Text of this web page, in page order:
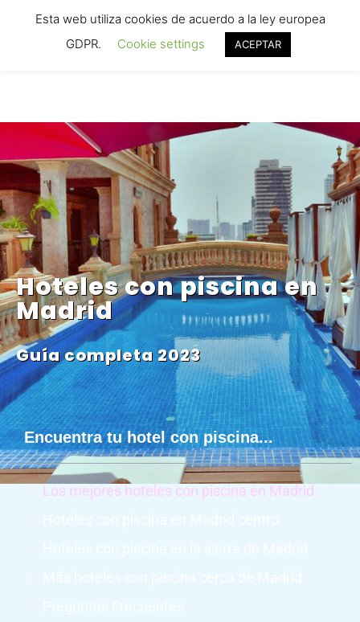
Hoteles con Toboganes .ORG
Hoteles con piscina en
Madrid
Guía completa 2023
Encuentra tu hotel con piscina...
Los mejores hoteles con piscina en Madrid
Esta web utiliza cookies de acuerdo a la ley europea
GDPR.
Cookie settings ACEPTAR